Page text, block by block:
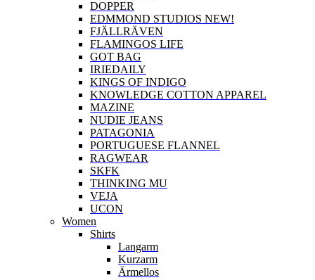
DOPPER
EDMMOND STUDIOS NEW!
FJÄLLRÄVEN
FLAMINGOS LIFE
GOT BAG
IRIEDAILY
KINGS OF INDIGO
KNOWLEDGE COTTON APPAREL
MAZINE
NUDIE JEANS
PATAGONIA
PORTUGUESE FLANNEL
RAGWEAR
SKFK
THINKING MU
VEJA
UCON
Women
Shirts
Langarm
Kurzarm
Ärmellos